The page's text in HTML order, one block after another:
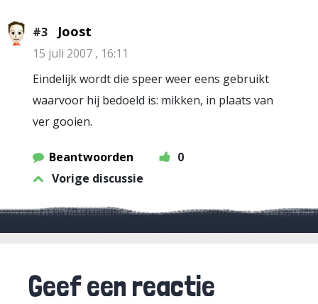
#3 Joost
15 juli 2007 , 16:11
Eindelijk wordt die speer weer eens gebruikt
waarvoor hij bedoeld is: mikken, in plaats van
ver gooien.
Beantwoorden
0
Vorige discussie
Geef een reactie